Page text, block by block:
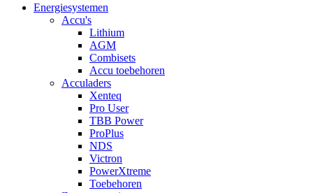
Energiesystemen
Accu's
Lithium
AGM
Combisets
Accu toebehoren
Acculaders
Xenteq
Pro User
TBB Power
ProPlus
NDS
Victron
PowerXtreme
Toebehoren